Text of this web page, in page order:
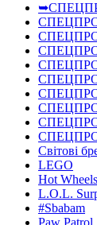
Світові
LEGO
Hot Wheels
L.O.L.
#Sbabam
Paw Patrol